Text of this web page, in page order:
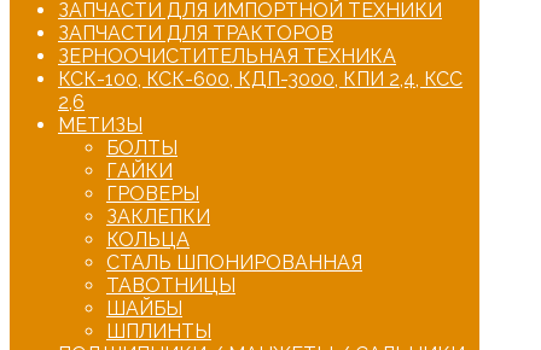
ЗАПЧАСТИ ДЛЯ ИМПОРТНОЙ ТЕХНИКИ
ЗАПЧАСТИ ДЛЯ ТРАКТОРОВ
ЗЕРНООЧИСТИТЕЛЬНАЯ ТЕХНИКА
КСК-100, КСК-600, КДП-3000, КПИ 2,4, КСС
2,6
МЕТИЗЫ
БОЛТЫ
ГАЙКИ
ГРОВЕРЫ
ЗАКЛЕПКИ
КОЛЬЦА
СТАЛЬ ШПОНИРОВАННАЯ
ТАВОТНИЦЫ
ШАЙБЫ
ШПЛИНТЫ